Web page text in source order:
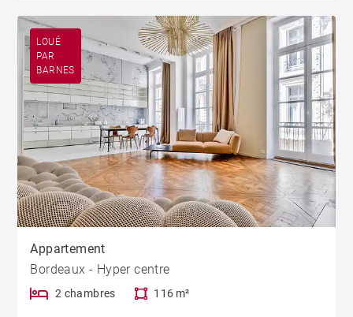
LOUÉ
PAR
BARNES
Appartement
Bordeaux - Hyper centre
2 chambres 116 m²